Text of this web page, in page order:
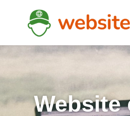
Overslaan en naar de inhoud
Website